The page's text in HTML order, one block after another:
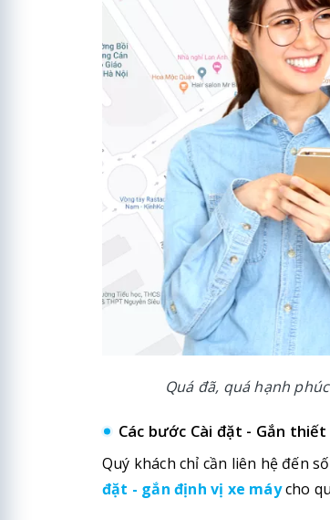
Quá đã, quá hạnh
Các bước Cài đặt - Gắn
Quý khách chỉ cần liên hệ đến
đặt - gắn định vị xe máycho